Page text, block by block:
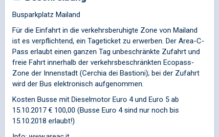
Busparkplatz Mailand
Für die Einfahrt in die verkehrsberuhigte Zone von Mailand
ist es verpflichtend, ein Tageticket zu erwerben. Der Area-C-
Pass erlaubt einen ganzen Tag unbeschränkte Zufahrt und
freie Fahrt innerhalb der verkehrsbeschränkten Ecopass-
Zone der Innenstadt (Cerchia dei Bastioni); bei der Zufahrt
wird der Bus elektronisch aufgenommen.
Kosten Busse mit Dieselmotor Euro 4 und Euro 5 ab
15.10.2017 € 100,00 (Busse Euro 4 sind nur noch bis
15.10.2018 erlaubt!)